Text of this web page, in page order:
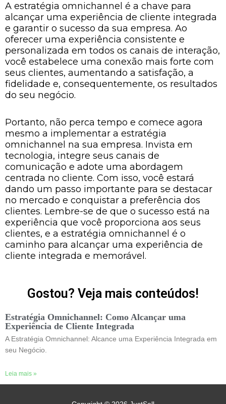
A estratégia omnichannel é a chave para
alcançar uma experiência de cliente integrada
e garantir o sucesso da sua empresa. Ao
oferecer uma experiência consistente e
personalizada em todos os canais de interação,
você estabelece uma conexão mais forte com
seus clientes, aumentando a satisfação, a
fidelidade e, consequentemente, os resultados
do seu negócio.
Portanto, não perca tempo e comece agora
mesmo a implementar a estratégia
omnichannel na sua empresa. Invista em
tecnologia, integre seus canais de
comunicação e adote uma abordagem
centrada no cliente. Com isso, você estará
dando um passo importante para se destacar
no mercado e conquistar a preferência dos
clientes. Lembre-se de que o sucesso está na
experiência que você proporciona aos seus
clientes, e a estratégia omnichannel é o
caminho para alcançar uma experiência de
cliente integrada e memorável.
Gostou? Veja mais conteúdos!
Estratégia Omnichannel: Como Alcançar uma
Experiência de Cliente Integrada
A Estratégia Omnichannel: Alcance uma Experiência Integrada em
seu Negócio.
Leia mais »